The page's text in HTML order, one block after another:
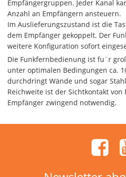
Empfängergruppen. Jeder Kanal
Anzahl an Empfängern ansteuern.
Im Auslieferungszustand ist die
dem Empfänger gekoppelt. Der
weitere Konfiguration sofort
Die Funkfernbedienung ist fu¨r
unter optimalen Bedingungen ca.
durchdringt Wände und sogar
Reichweite ist der Sichtkontakt von
Empfänger zwingend notwendig.